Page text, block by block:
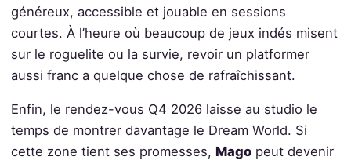
généreux, accessible et jouable en sessions
courtes. À l’heure où beaucoup de jeux indés misent
sur le roguelite ou la survie, revoir un platformer
aussi franc a quelque chose de rafraîchissant.
Enfin, le rendez-vous Q4 2026 laisse au studio le
temps de montrer davantage le Dream World. Si
cette zone tient ses promesses, Magopeut devenir